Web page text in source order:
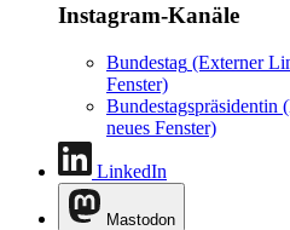
Instagram-Kanäle
Bundestag (Externer
Fenster)
Bundestagspräsidentin
neues Fenster)
LinkedIn
Mastodon